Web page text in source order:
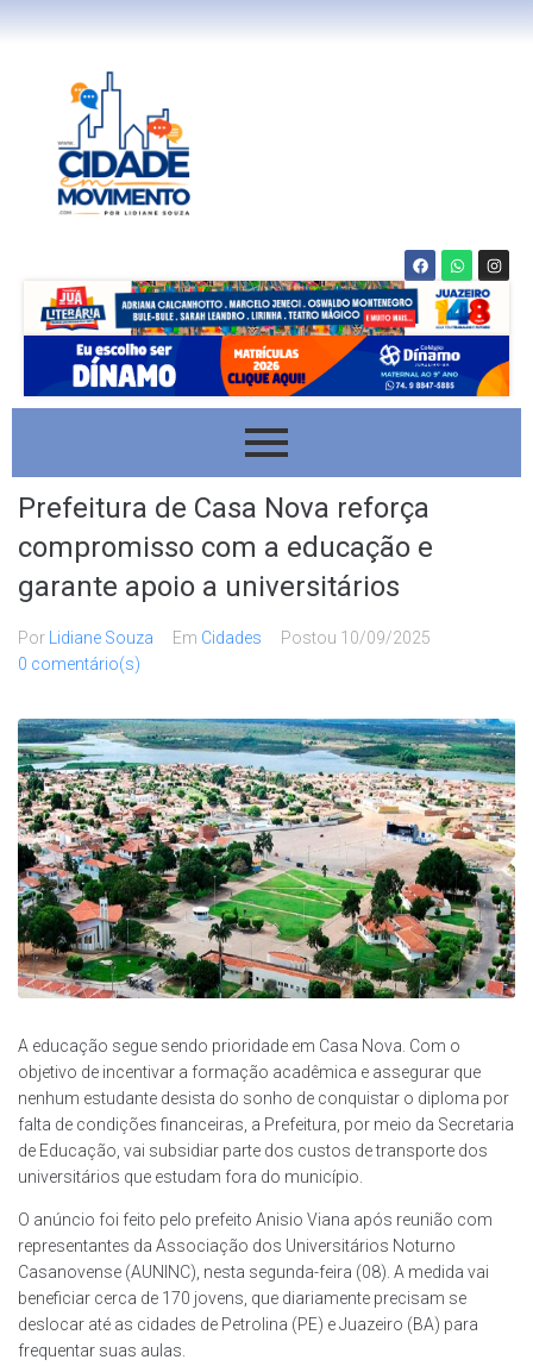
Prefeitura de Casa Nova reforça
compromisso com a educação e
garante apoio a universitários
Por Lidiane Souza Em Cidades Postou 10/09/2025
0 comentário(s)
A educação segue sendo prioridade em Casa Nova. Com o
objetivo de incentivar a formação acadêmica e assegurar que
nenhum estudante desista do sonho de conquistar o diploma por
falta de condições financeiras, a Prefeitura, por meio da Secretaria
de Educação, vai subsidiar parte dos custos de transporte dos
universitários que estudam fora do município.
O anúncio foi feito pelo prefeito Anisio Viana após reunião com
representantes da Associação dos Universitários Noturno
Casanovense (AUNINC), nesta segunda-feira (08). A medida vai
beneficiar cerca de 170 jovens, que diariamente precisam se
deslocar até as cidades de Petrolina (PE) e Juazeiro (BA) para
frequentar suas aulas.